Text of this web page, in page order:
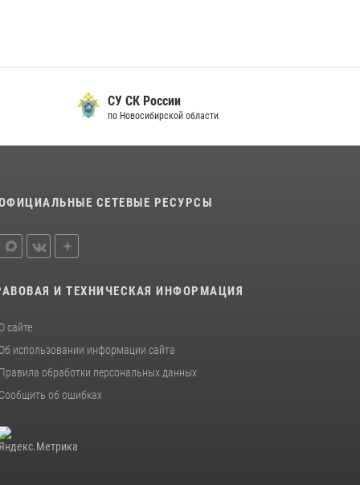
СУ СК России
по Новосибирской области
СЕТЕВЫЕ РЕСУРСЫ
И ТЕХНИЧЕСКАЯ ИНФОРМАЦИЯ
О сайте
Об использовании информации сайта
Правила обработки персональных данных
Сообщить об ошибках